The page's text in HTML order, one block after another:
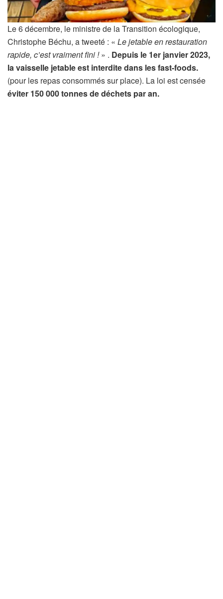
Le 6 décembre, le ministre de la Transition écologique,
Christophe Béchu, a tweeté : « Le jetable en restauration
rapide, c’est vraiment fini !» . Depuis le 1er janvier 2023,
la vaisselle jetable est interdite dans les fast-foods.
(pour les repas consommés sur place). La loi est censée
éviter 150 000 tonnes de déchets par an.